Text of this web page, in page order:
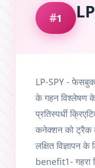
1
LP-SPY - फेसबुक
के गहन विश्लेषण
प्रतिस्पर्धी
कनेक्शन को
लक्षित विज्ञापन
benefit1- गहरा